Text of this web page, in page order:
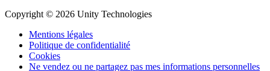
Copyright © 2026 Unity Technologies
Mentions légales
Politique de confidentialité
Cookies
Ne vendez ou ne partagez pas mes informations personnelles